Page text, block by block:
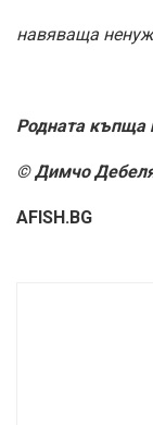
навяваща
Родната къпща
© Димчо
AFISH.BG